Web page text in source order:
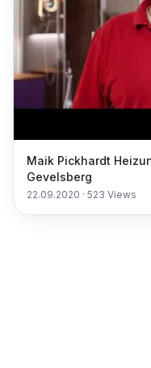
Maik Pickhardt
Gevelsberg
22.09.2020 · 523 Views